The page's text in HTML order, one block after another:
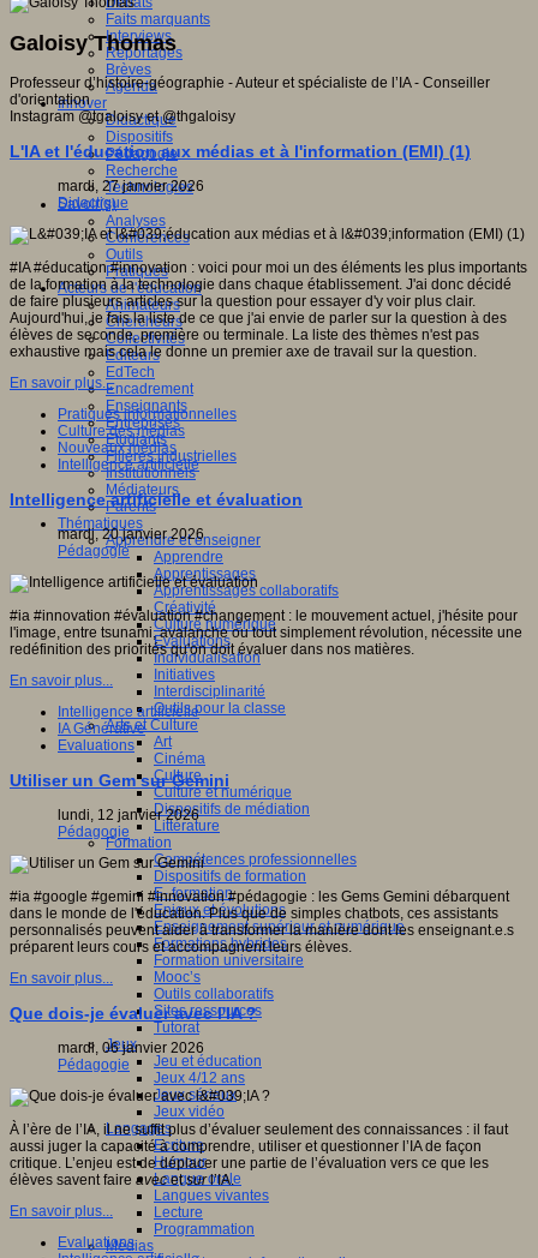
Faits marquants
Interviews
Reportages
Brèves
Agenda
Innover
Didactique
Dispositifs
Pédagogie
Recherche
Technologies
Savoir(s)
Analyses
Conférences
Outils
Pratiques
Acteurs de l'éducation
Animateurs
Chercheurs
Collectivités
Editeurs
EdTech
Encadrement
Enseignants
Entreprises
Etudiants
Filières industrielles
Institutionnels
Médiateurs
Parents
Thématiques
Apprendre et enseigner
Apprendre
Apprentissages
Apprentissages collaboratifs
Créativité
Culture numérique
Evaluations
Individualisation
Initiatives
Interdisciplinarité
Outils pour la classe
Arts et Culture
Art
Cinéma
Culture
Culture et numérique
Dispositifs de médiation
Littérature
Formation
Compétences professionnelles
Dispositifs de formation
E- formation
Enjeux et évolutions
Enseignement supérieur et numérique
Formations hybrides
Formation universitaire
Mooc’s
Outils collaboratifs
Sites ressources
Tutorat
Jeux
Jeu et éducation
Jeux 4/12 ans
Jeux sérieux
Jeux vidéo
Langages
Ecriture
Humour
Langue orale
Langues vivantes
Lecture
Programmation
Médias
Galoisy Thomas
Professeur d’histoire-géographie - Auteur et spécialiste de l’IA - Conseiller
d'orientation
Instagram @tgaloisy et @thgaloisy
L'IA et l'éducation aux médias et à l'information (EMI) (1)
mardi, 27 janvier 2026
Didactique
#IA #éducation #innovation : voici pour moi un des éléments les plus importants
de la formation à la technologie dans chaque établissement. J'ai donc décidé
de faire plusieurs articles sur la question pour essayer d'y voir plus clair.
Aujourd'hui, je fais la liste de ce que j'ai envie de parler sur la question à des
élèves de seconde, première ou terminale. La liste des thèmes n'est pas
exhaustive mais cela le donne un premier axe de travail sur la question.
En savoir plus...
Pratiques informationnelles
Culture des médias
Nouveaux médias
Intelligence artificielle
Intelligence artificielle et évaluation
mardi, 20 janvier 2026
Pédagogie
#ia #innovation #évaluation #changement : le mouvement actuel, j'hésite pour
l'image, entre tsunami, avalanche ou tout simplement révolution, nécessite une
redéfinition des priorités qu'on doit évaluer dans nos matières.
En savoir plus...
Intelligence artificielle
IA Générative
Evaluations
Utiliser un Gem sur Gemini
lundi, 12 janvier 2026
Pédagogie
#ia #google #gemini #innovation #pédagogie : les Gems Gemini débarquent
dans le monde de l'éducation. Plus que de simples chatbots, ces assistants
personnalisés peuvent aider à transformer la manière dont les enseignant.e.s
préparent leurs cours et accompagnent leurs élèves.
En savoir plus...
Que dois-je évaluer avec l'IA ?
mardi, 06 janvier 2026
Pédagogie
À l’ère de l’IA, il ne suffit plus d’évaluer seulement des connaissances : il faut
aussi juger la capacité à comprendre, utiliser et questionner l’IA de façon
critique. L’enjeu est de déplacer une partie de l’évaluation vers ce que les
élèves savent faire avecetsurl’IA.
En savoir plus...
Evaluations